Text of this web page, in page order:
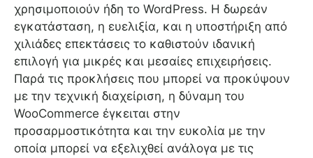
χρησιμοποιούν ήδη το WordPress. Η δωρεάν
εγκατάσταση, η ευελιξία, και η υποστήριξη από
χιλιάδες επεκτάσεις το καθιστούν ιδανική
επιλογή για μικρές και μεσαίες επιχειρήσεις.
Παρά τις προκλήσεις που μπορεί να προκύψουν
με την τεχνική διαχείριση, η δύναμη του
WooCommerce έγκειται στην
προσαρμοστικότητα και την ευκολία με την
οποία μπορεί να εξελιχθεί ανάλογα με τις